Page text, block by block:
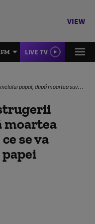
VIEW
LIVE TV
suveranului pontif: ce se va întâmpla cu sigiliul papei Francisc
moartea
se va